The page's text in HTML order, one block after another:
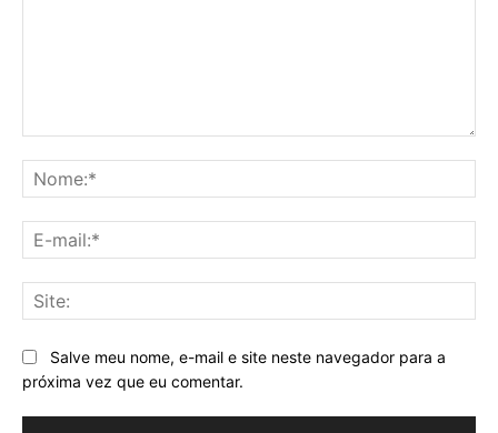
Salve meu nome, e-mail e site neste navegador para a
próxima vez que eu comentar.